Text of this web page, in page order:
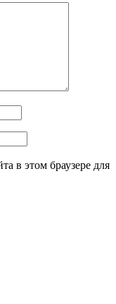
в этом браузере для